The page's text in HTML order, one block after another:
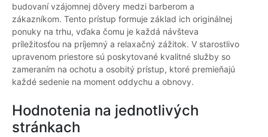
budovaní vzájomnej dôvery medzi barberom a
zákazníkom. Tento prístup formuje základ ich originálnej
ponuky na trhu, vďaka čomu je každá návšteva
príležitosťou na príjemný a relaxačný zážitok. V starostlivo
upravenom priestore sú poskytované kvalitné služby so
zameraním na ochotu a osobitý prístup, ktoré premieňajú
každé sedenie na moment oddychu a obnovy.
Hodnotenia na jednotlivých
stránkach